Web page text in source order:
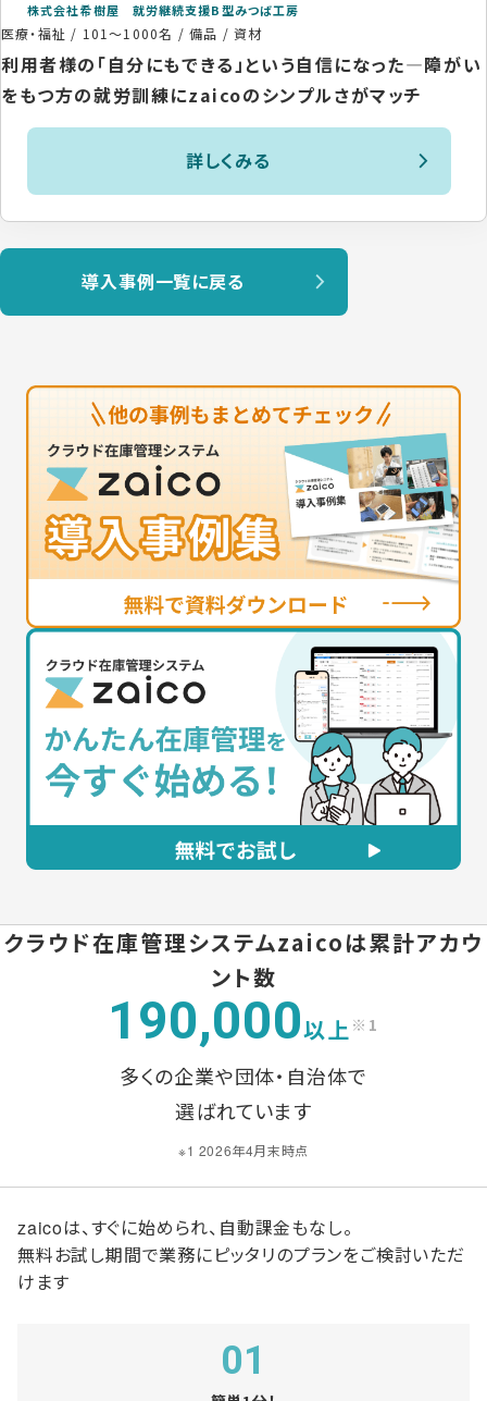
株式会社希樹屋 就労継続支援B型みつば工房
医療・福祉 / 101〜1000名 /備品 / 資材
利用者様の「自分にもできる」という自信になった―障がい
をもつ方の就労訓練にzaicoのシンプルさがマッチ
詳しくみる
導入事例一覧に戻る
クラウド在庫管理システムzaicoは累計アカウ
ント数
190,000以上 ※1
多くの企業や団体・自治体で
選ばれています
※1 2026年4月末時点
zaicoは、すぐに始められ、自動課金もなし。
無料お試し期間で業務にピッタリのプランをご検討いただ
けます
01